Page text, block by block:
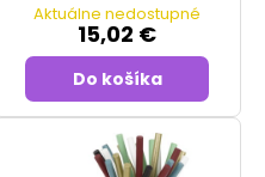
Aktuálne nedostupné
15,02 €
Do košíka